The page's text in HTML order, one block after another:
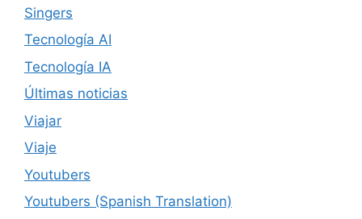
Singers
Tecnología AI
Tecnología IA
Últimas noticias
Viajar
Viaje
Youtubers
Youtubers (Spanish Translation)